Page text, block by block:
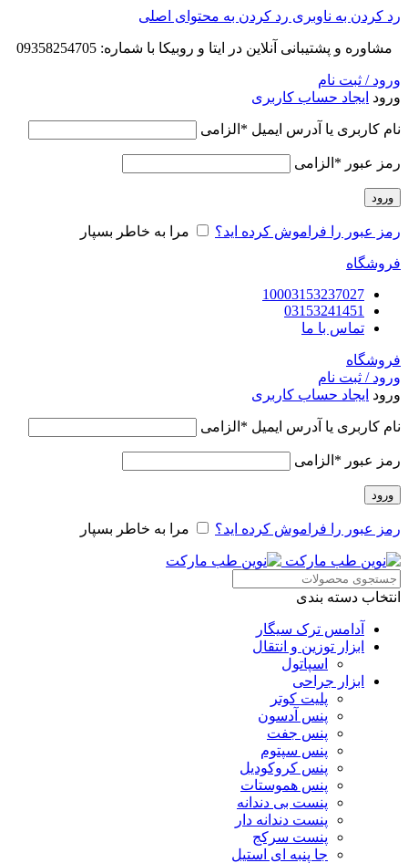
رد کردن به ناوبری رد کردن به محتوای اصلی
مشاوره و پشتیبانی آنلاین در ایتا و روبیکا با شماره: 09358254705
ورود / ثبت نام
ورود ایجاد حساب کاربری
نام کاربری یا آدرس ایمیل * الزامی
رمز عبور * الزامی
ورود
رمز عبور را فراموش کرده اید؟ مرا به خاطر بسپار
فروشگاه
10003153237027
03153241451
تماس با ما
فروشگاه
ورود / ثبت نام
ورود ایجاد حساب کاربری
نام کاربری یا آدرس ایمیل * الزامی
رمز عبور * الزامی
ورود
رمز عبور را فراموش کرده اید؟ مرا به خاطر بسپار
انتخاب دسته بندی
آدامس ترک سیگار
ابزار توزین و انتقال
اسپاتول
ابزار جراحی
پلیت کوتر
پنس آدسون
پنس جفت
پنس سپتوم
پنس کروکودیل
پنس هموستات
پنست بی دندانه
پنست دندانه دار
پنست سرکج
جا پنبه ای استیل